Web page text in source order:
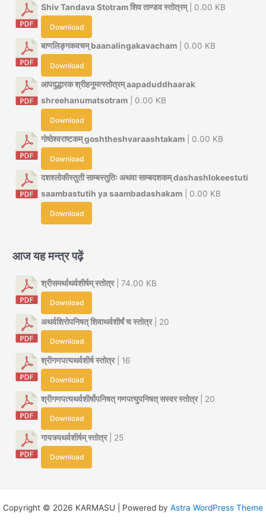
Shiv Tandava Stotram शिव ताण्डव स्तोत्रम्| 0.00 KB
Download
बाणलिङ्गकवचम् baanalingakavacham | 0.00 KB
Download
आपदुद्धारक श्रीहनूमत्स्तोत्रम् aapaduddhaarak
shreehanumatsotram | 0.00 KB
Download
गोष्ठेश्वराष्टकम् goshtheshvaraashtakam | 0.00 KB
Download
दशश्लोकीस्तुती साम्बस्तुतिः अथवा साम्बदशकम् dashashlokeestuti
saambastutih ya saambadashakam | 0.00 KB
Download
आज यह मन्त्र पढ़ें
श्रीसमर्थाथर्वशीर्षम् स्तोत्र| 74.00 KB
Download
अथर्वशिरोपनिषत् शिवाथर्वशीर्षं च स्तोत्र| 20
Download
श्रीगणपत्यथर्वशीर्ष स्तोत्र| 16
Download
श्रीगणपत्यथर्वशीर्षोपनिषत् गणपत्युपनिषत् सस्वर स्तोत्र| 20
Download
गायत्र्यथर्वशीर्षम् स्तोत्र| 25
Download
Copyright © 2026 KARMASU | Powered by Astra WordPress Theme